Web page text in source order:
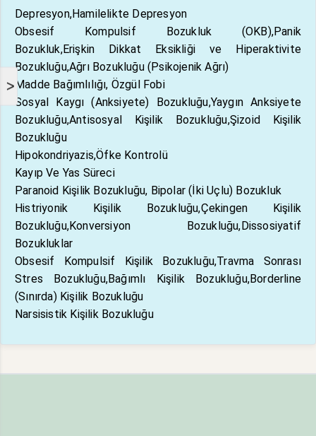
>
Depresyon,Hamilelikte Depresyon
Obsesif Kompulsif Bozukluk (OKB),Panik
Bozukluk,Erişkin Dikkat Eksikliği ve Hiperaktivite
Bozukluğu,Ağrı Bozukluğu (Psikojenik Ağrı)
Madde Bağımlılığı, Özgül Fobi
Sosyal Kaygı (Anksiyete) Bozukluğu,Yaygın Anksiyete
Bozukluğu,Antisosyal Kişilik Bozukluğu,Şizoid Kişilik
Bozukluğu
Hipokondriyazis,Öfke Kontrolü
Kayıp Ve Yas Süreci
Paranoid Kişilik Bozukluğu, Bipolar (İki Uçlu) Bozukluk
Histriyonik Kişilik Bozukluğu,Çekingen Kişilik
Bozukluğu,Konversiyon Bozukluğu,Dissosiyatif
Bozukluklar
Obsesif Kompulsif Kişilik Bozukluğu,Travma Sonrası
Stres Bozukluğu,Bağımlı Kişilik Bozukluğu,Borderline
(Sınırda) Kişilik Bozukluğu
Narsisistik Kişilik Bozukluğu